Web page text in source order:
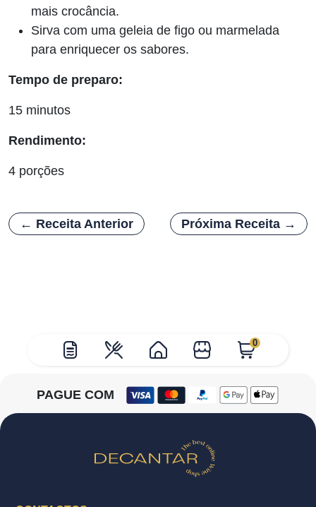
0
mais crocância.
Sirva com uma geleia de figo ou marmelada
para enriquecer os sabores.
Tempo de preparo:
15 minutos
Rendimento:
4 porções
← Receita Anterior Próxima Receita →
PAGUE COM